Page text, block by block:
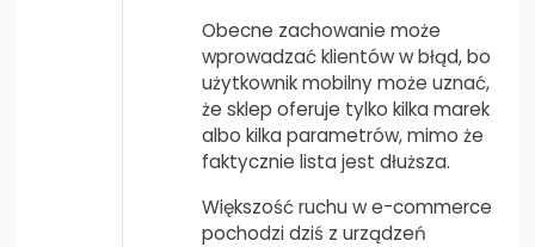
Obecne zachowanie może
wprowadzać klientów w błąd, bo
użytkownik mobilny może uznać,
że sklep oferuje tylko kilka marek
albo kilka parametrów, mimo że
faktycznie lista jest dłuższa.
Większość ruchu w e-commerce
pochodzi dziś z urządzeń